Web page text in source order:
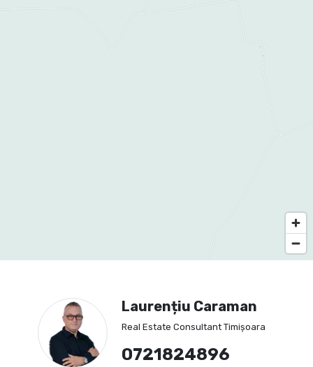
Laurențiu Caraman
Real Estate Consultant Timișoara
0721824896